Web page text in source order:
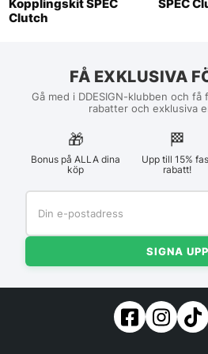
Kopplingskit SPEC
Clutch
SPEC
FÅ EXKLUSIVA
Gå med i DDESIGN-klubben och
rabatter och exklusiva
🎁
Bonus på ALLA dina
köp
🏁︎
Upp till 15%
rabatt!
SIGNA UPP